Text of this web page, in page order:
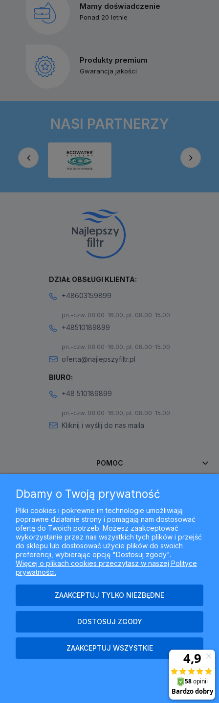
Mamy doświadczenie
Ponad 20 letnie
Produkty premium
Gwarancja jakości
NASI PARTNERZY
DZIAŁ OBSŁUGI KLIENTA:
+48603159899
pn.-czw. 08.00-16.00, pt. 08.00-15.00
+48510189899
pn.-czw. 08.00-16.00, pt. 08.00-15.00
oferta@najlepszyfiltr.pl
BIURO:
+48 510189899
pn.-czw. 08.00-16.00, pt. 08.00-15.00
Kliknij i wyślij do nas maila
POMOC
MOJE KONTO
PŁATNOŚCI I DOSTAWA
INFORMACJE
Najlepszyfiltr.pl - ul. Krakowska 367, 43-300 Bielsko-Biała, woj.
śląskie
Dbamy o Twoją prywatność
Pliki cookies i pokrewne im technologie umożliwiają
poprawne działanie strony i pomagają nam dostosować
ofertę do Twoich potrzeb. Możesz zaakceptować
wykorzystanie przez nas wszystkich tych plików i przejść
do sklepu lub dostosować użycie plików do swoich
preferencji, wybierając opcję "Dostosuj zgody".
Więcej o plikach cookies przeczytasz w naszej Polityce
prywatności.
ZAAKCEPTUJ TYLKO NIEZBĘDNE
DOSTOSUJ ZGODY
ZAAKCEPTUJ WSZYSTKIE